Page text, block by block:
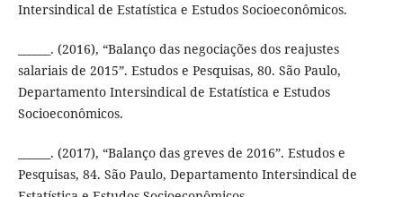
Intersindical de Estatística e Estudos Socioeconômicos.
______. (2016), “Balanço das negociações dos reajustes
salariais de 2015”. Estudos e Pesquisas, 80. São Paulo,
Departamento Intersindical de Estatística e Estudos
Socioeconômicos.
______. (2017), “Balanço das greves de 2016”. Estudos e
Pesquisas, 84. São Paulo, Departamento Intersindical de